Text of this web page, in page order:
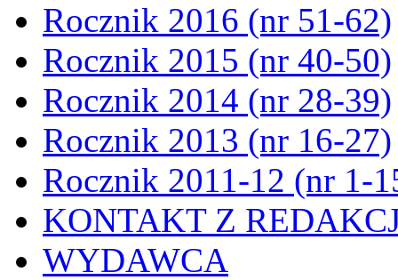
Rocznik 2016 (nr 51-62)
Rocznik 2015 (nr 40-50)
Rocznik 2014 (nr 28-39)
Rocznik 2013 (nr 16-27)
Rocznik 2011-12 (nr 1-
KONTAKT Z
WYDAWCA